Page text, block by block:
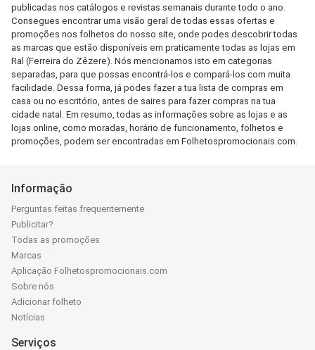
publicadas nos catálogos e revistas semanais durante todo o ano.
Consegues encontrar uma visão geral de todas essas ofertas e
promoções nos folhetos do nosso site, onde podes descobrir todas
as marcas que estão disponíveis em praticamente todas as lojas em
Ral (Ferreira do Zêzere). Nós mencionamos isto em categorias
separadas, para que possas encontrá-los e compará-los com muita
facilidade. Dessa forma, já podes fazer a tua lista de compras em
casa ou no escritório, antes de saires para fazer compras na tua
cidade natal. Em resumo, todas as informações sobre as lojas e as
lojas online, como moradas, horário de funcionamento, folhetos e
promoções, podem ser encontradas em Folhetospromocionais.com.
Informação
Perguntas feitas frequentemente
Publicitar?
Todas as promoções
Marcas
Aplicação Folhetospromocionais.com
Sobre nós
Adicionar folheto
Notícias
Serviços